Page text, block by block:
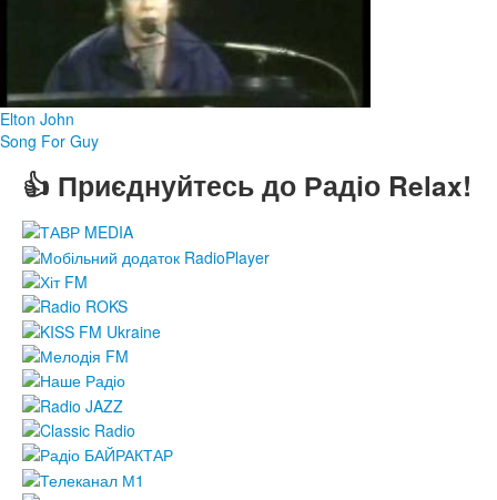
Elton John
Song For Guy
👍 Приєднуйтесь до Радіо Relax!